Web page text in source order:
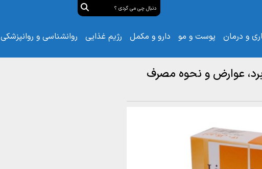
و درمان پوست و مو دارو و مکمل رژیم غذایی روانشناسی و روانپزشکی
عوارض و نحوه مصرف